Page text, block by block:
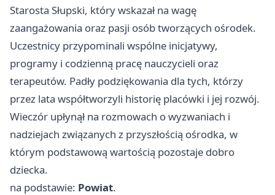
Starosta Słupski, który wskazał na wagę
zaangażowania oraz pasji osób tworzących ośrodek.
Uczestnicy przypominali wspólne inicjatywy,
programy i codzienną pracę nauczycieli oraz
terapeutów. Padły podziękowania dla tych, którzy
przez lata współtworzyli historię placówki i jej rozwój.
Wieczór upłynął na rozmowach o wyzwaniach i
nadziejach związanych z przyszłością ośrodka, w
którym podstawową wartością pozostaje dobro
dziecka.
na podstawie: Powiat.